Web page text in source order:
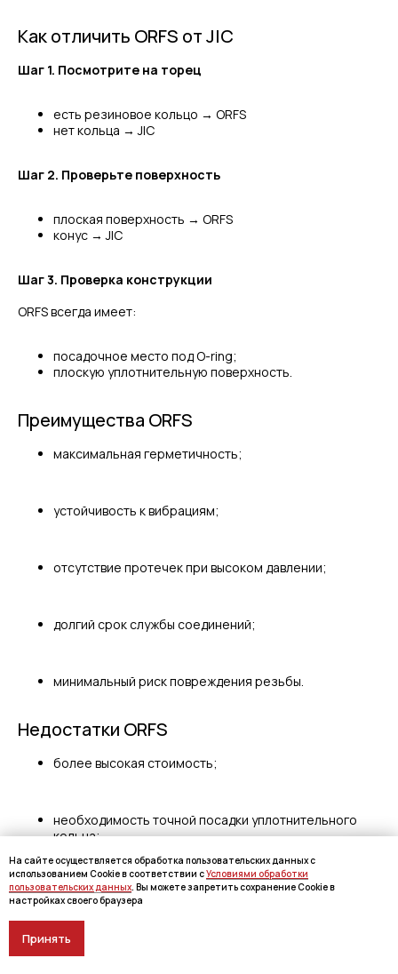
Как отличить ORFS от JIC
Шаг 1. Посмотрите на торец
есть резиновое кольцо → ORFS
нет кольца → JIC
Шаг 2. Проверьте поверхность
плоская поверхность → ORFS
конус → JIC
Шаг 3. Проверка конструкции
ORFS всегда имеет:
посадочное место под O-ring;
плоскую уплотнительную поверхность.
Преимущества ORFS
максимальная герметичность;
устойчивость к вибрациям;
отсутствие протечек при высоком давлении;
долгий срок службы соединений;
минимальный риск повреждения резьбы.
Недостатки ORFS
более высокая стоимость;
необходимость точной посадки уплотнительного
кольца;
чувствительность к загрязнениям при сборке.
ORFS в РВД
На сайте осуществляется обработка пользовательских данных с
использованием Cookie в соответствии сУсловиями обработки
пользовательских данных. Вы можете запретить сохранение Cookie в
настройках своего браузера
Принять